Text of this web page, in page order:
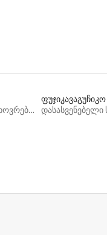
დასასვენებელი საცხოვრებლები
ფუჯიკავაგუჩიკო